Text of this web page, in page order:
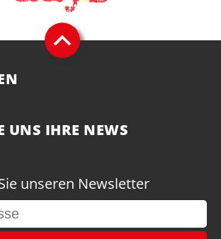
UNS IHRE NEWS
unseren Newsletter